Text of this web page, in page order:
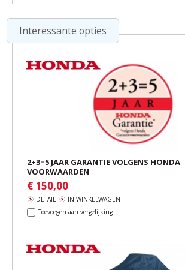
Interessante opties
2+3=5 JAAR GARANTIE VOLGENS HONDA
VOORWAARDEN
€ 150,00
DETAIL
IN WINKELWAGEN
Toevoegen aan vergelijking